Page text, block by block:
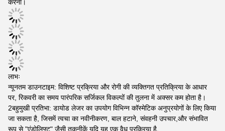
करना।
लाभः
न्यूनतम डाउनटाइम: विशिष्ट प्रक्रिया और रोगी की व्यक्तिगत प्रतिक्रिया के आधार
पर, रिकवरी का समय पारंपरिक सर्जिकल विकल्पों की तुलना में अक्सर कम होता है।
2बहुमुखी प्रतिभा: डायोड लेजर का उपयोग विभिन्न कॉस्मेटिक अनुप्रयोगों के लिए किया
जा सकता है, जिसमें त्वचा का नवीनीकरण, बाल हटाने, संवहनी उपचार,और संभावित
रूप से "एंडोलिफ्ट" जैसी तकनीकें यदि यह एक वैध प्रक्रिया है.